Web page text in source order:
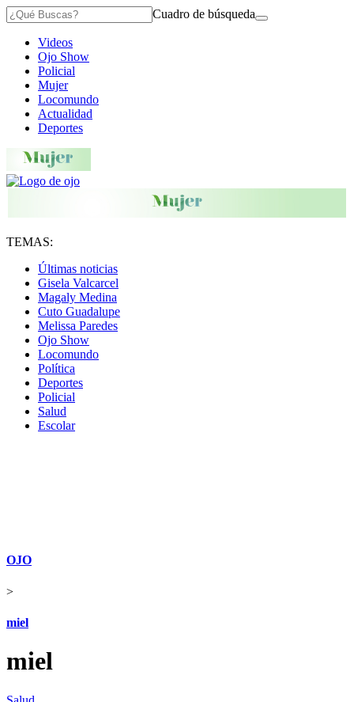
Cuadro de búsqueda
Videos
Ojo Show
Policial
Mujer
Locomundo
Actualidad
Deportes
TEMAS:
Últimas noticias
Gisela Valcarcel
Magaly Medina
Cuto Guadalupe
Melissa Paredes
Ojo Show
Locomundo
Política
Deportes
Policial
Salud
Escolar
OJO
>
miel
miel